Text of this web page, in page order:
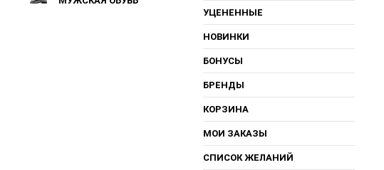
УЦЕНЕННЫЕ
НОВИНКИ
БОНУСЫ
БРЕНДЫ
КОРЗИНА
МОИ ЗАКАЗЫ
СПИСОК ЖЕЛАНИЙ